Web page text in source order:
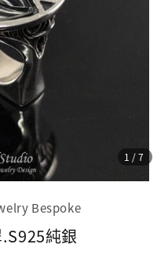
1 /7
Bespoke
純銀